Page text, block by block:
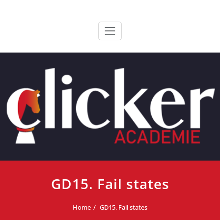
ClickerAcademie
GD15. Fail states
Home GD15. Fail states